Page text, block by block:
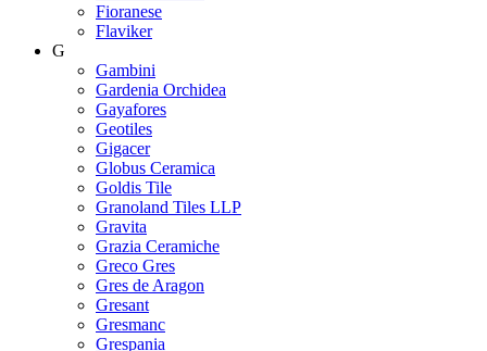
Fioranese
Flaviker
G
Gambini
Gardenia Orchidea
Gayafores
Geotiles
Gigacer
Globus Ceramica
Goldis Tile
Granoland Tiles LLP
Gravita
Grazia Ceramiche
Greco Gres
Gres de Aragon
Gresant
Gresmanc
Grespania